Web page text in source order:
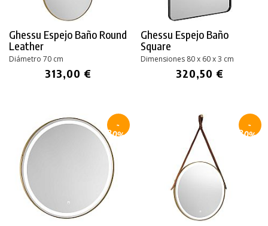
Ghessu Espejo Baño Round
Leather
Diámetro 70 cm
313,00 €
Ghessu Espejo Baño
Square
Dimensiones 80 x 60 x3 cm
320,50 €
-
30%
-
30%